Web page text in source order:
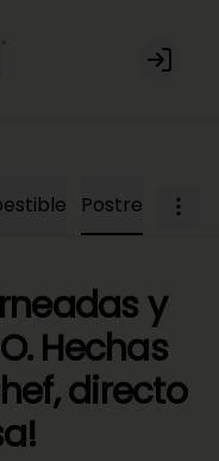
Login
Postre
y
Hechas
directo